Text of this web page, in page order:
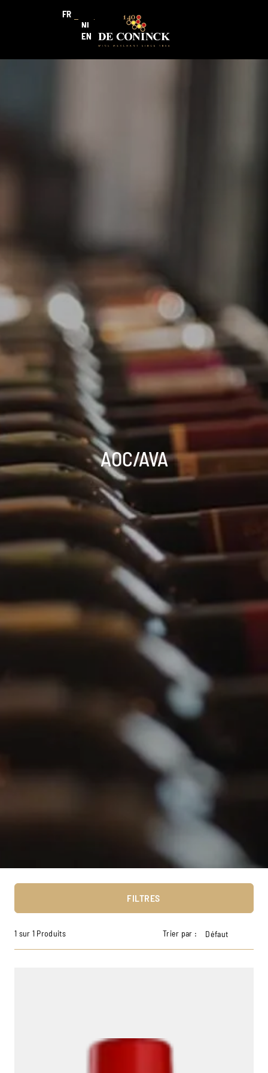
FR
NL
EN
AOC/AVA
FILTRES
1 sur 1 Produits Trier par : Défaut